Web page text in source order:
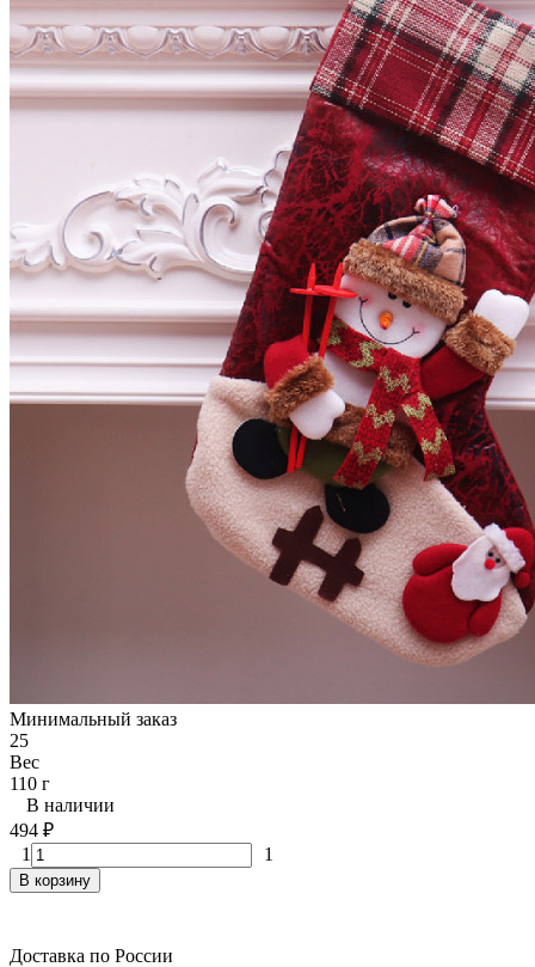
Минимальный заказ
25
Вес
110 г
В наличии
494 ₽
1
1
В корзину
Доставка по России